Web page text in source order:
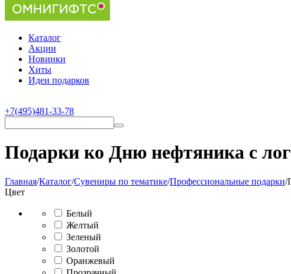
Каталог
Акции
Новинки
Хиты
Идеи подарков
+7(495)481-33-78
Подарки ко Дню нефтяника с
Главная/Каталог/Сувениры по тематике/Профессиональные подарки/
Цвет
Белый
Желтый
Зеленый
Золотой
Оранжевый